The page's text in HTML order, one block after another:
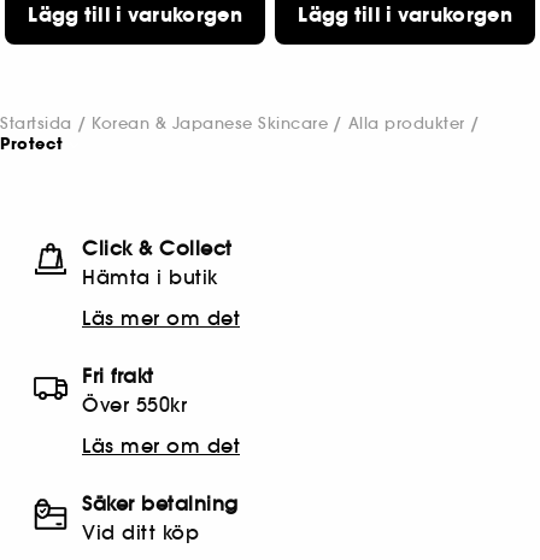
Lägg till i varukorgen Lägg till i varukorgen
Startsida Korean & Japanese Skincare Alla produkter
Protect
Click & Collect
Hämta i butik​
Läs mer om det
Fri frakt
Över 550kr
Läs mer om det
Säker betalning
Vid ditt köp